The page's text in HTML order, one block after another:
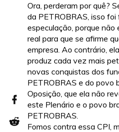
Ora, perderam por quê?
da PETROBRAS, isso
especulação, porque
real para que se afirme
empresa. Ao contrário,
produz cada vez mais
novas conquistas dos
PETROBRAS e do povo
Oposição, que ela não
este Plenário e o povo
PETROBRAS.
Fomos contra essa CPI,